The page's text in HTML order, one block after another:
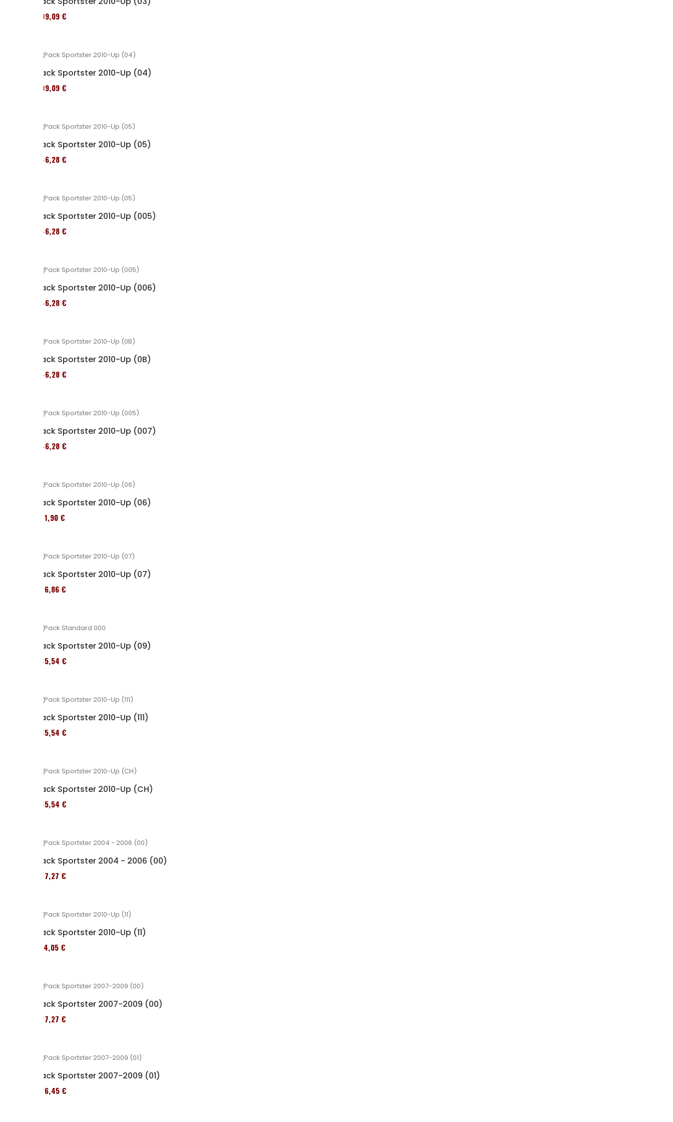
409,09 €
Pack Sportster 2010-Up (04)
409,09 €
Pack Sportster 2010-Up (05)
246,28 €
Pack Sportster 2010-Up (005)
246,28 €
Pack Sportster 2010-Up (006)
246,28 €
Pack Sportster 2010-Up (0B)
246,28 €
Pack Sportster 2010-Up (007)
246,28 €
Pack Sportster 2010-Up (06)
371,90 €
Pack Sportster 2010-Up (07)
276,86 €
Pack Sportster 2010-Up (09)
235,54 €
Pack Sportster 2010-Up (111)
235,54 €
Pack Sportster 2010-Up (CH)
235,54 €
Pack Sportster 2004 - 2006 (00)
227,27 €
Pack Sportster 2010-Up (11)
314,05 €
Pack Sportster 2007-2009 (00)
227,27 €
Pack Sportster 2007-2009 (01)
326,45 €